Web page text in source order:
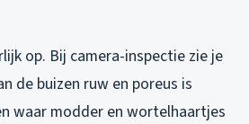
op. Bij camera-inspectie zie je
de buizen ruw en poreus is
waar modder en wortelhaartjes